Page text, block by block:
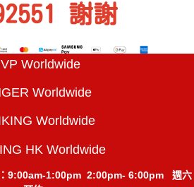
謝謝
Worldwide
Worldwide
Worldwide
HK Worldwide
9:00am-1:00pm 2:00pm- 6:00pm 週六